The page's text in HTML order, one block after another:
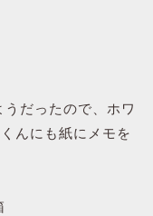
だったので、ホワ
んにも紙にメモを